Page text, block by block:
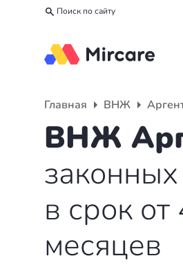
Поиск по сайту
Главная ВНЖ
ВНЖ
в срок
месяцев
Европа
Мальта
Испания
Турция
Европа
Италия
Великобритания
Португалия
Подбор программы
Партнерская программа
Вакансии